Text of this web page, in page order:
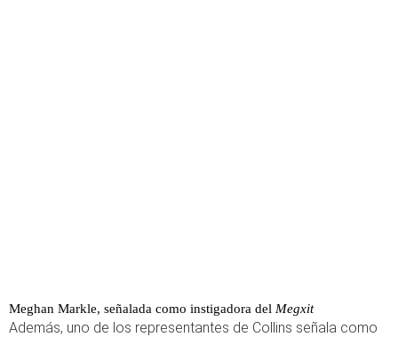
Meghan Markle, señalada como instigadora del Megxit
Además, uno de los representantes de Collins señala como